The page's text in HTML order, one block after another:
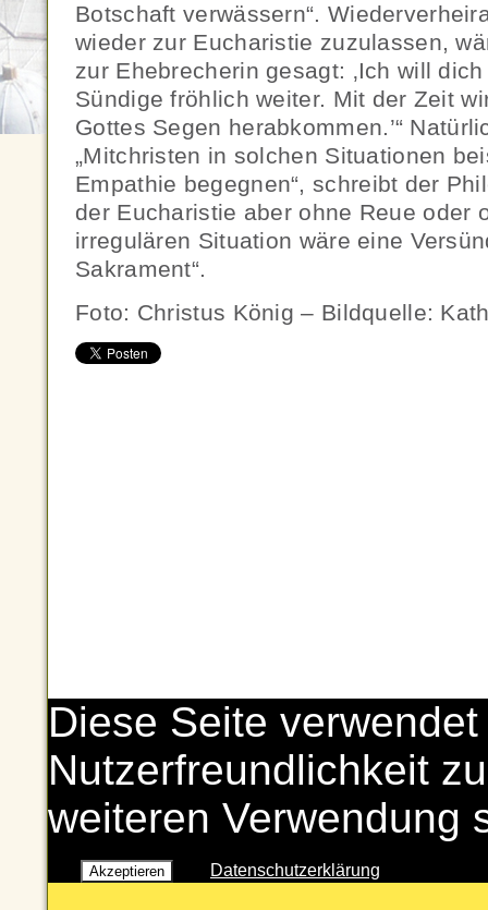
Botschaft verwässern“.
wieder zur Eucharistie zuzulassen,
zur Ehebrecherin gesagt: ‚Ich will
Sündige fröhlich weiter. Mit der Zeit
Gottes Segen herabkommen.’“
„Mitchristen in solchen Situationen
Empathie begegnen“, schreibt der
der Eucharistie aber ohne Reue oder
irregulären Situation wäre eine
Sakrament“.
Foto: Christus König – Bildquelle:
Diese Seite
Nutzerfreundlichkeit
weiteren Verwendung
Akzeptieren Datenschutzerklärung